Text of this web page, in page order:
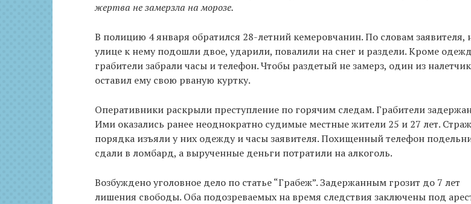
жертва не замерзла на морозе.
В полицию 4 января обратился 28-летний кемеровчанин. По словам заявителя,
улице к нему подошли двое, ударили, повалили на снег и раздели. Кроме
грабители забрали часы и телефон. Чтобы раздетый не замерз, один из
оставил ему свою рваную куртку.
Оперативники раскрыли преступление по горячим следам. Грабители
Ими оказались ранее неоднократно судимые местные жители 25 и 27 лет.
порядка изъяли у них одежду и часы заявителя. Похищенный телефон
сдали в ломбард, а вырученные деньги потратили на алкоголь.
Возбуждено уголовное дело по статье “Грабеж”. Задержанным грозит до 7 лет
лишения свободы. Оба подозреваемых на время следствия заключены под